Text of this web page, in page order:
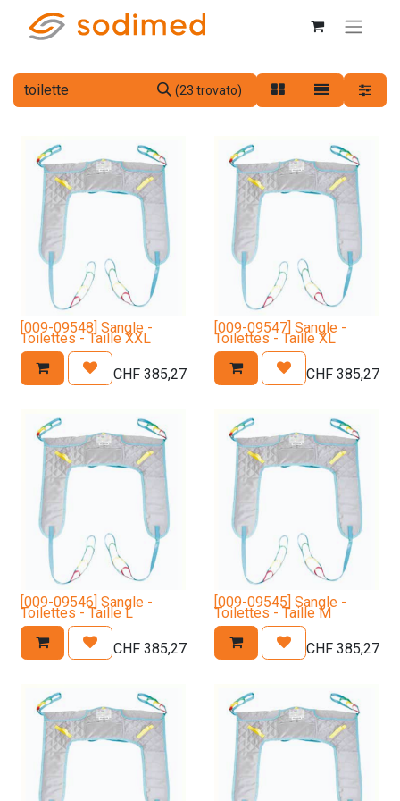
(23 trovato)
[009-09548] Sangle -
Toilettes - Taille XXL
CHF 385,27
[009-09547] Sangle -
Toilettes - Taille XL
CHF 385,27
[009-09546] Sangle -
Toilettes - Taille L
CHF 385,27
[009-09545] Sangle -
Toilettes - Taille M
CHF 385,27